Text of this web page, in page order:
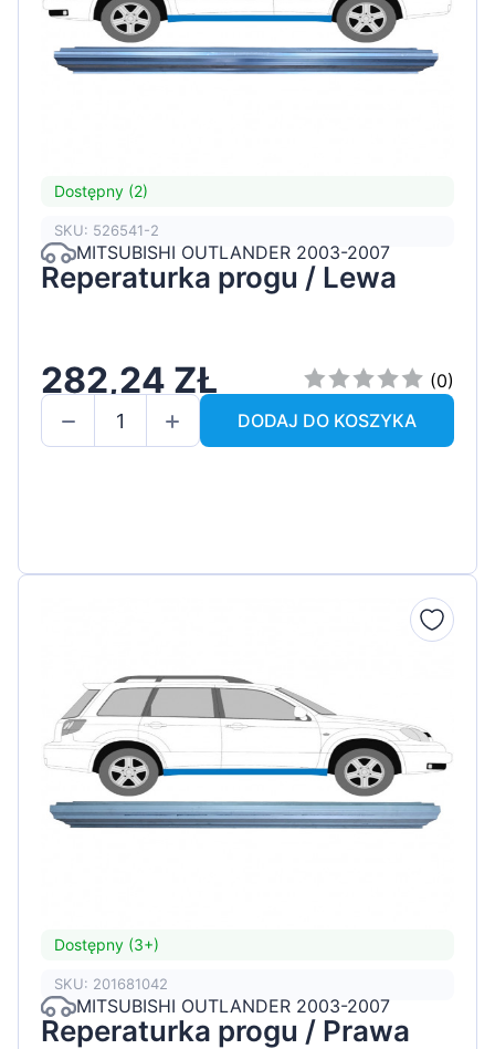
Dostępny (2)
SKU: 526541-2
MITSUBISHI OUTLANDER 2003-2007
Reperaturka progu / Lewa
282,24 ZŁ
(0)
DODAJ DO KOSZYKA
Dostępny (3+)
SKU: 201681042
MITSUBISHI OUTLANDER 2003-2007
Reperaturka progu / Prawa